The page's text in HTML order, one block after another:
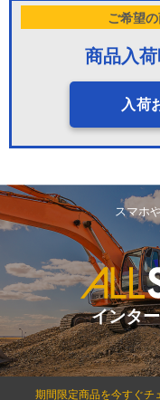
ご希望
商品入
入荷
スマホ
インタ
期間限定商品を今すぐチ